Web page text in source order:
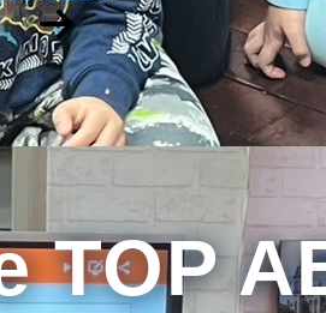
TOP